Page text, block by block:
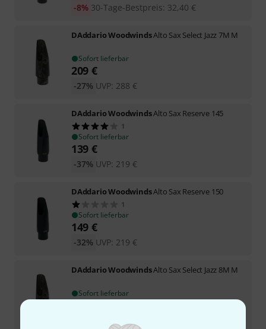
30-Tage-Bestpreis: 32,40 €
-8%
DAddario WoodwindsAlto Sax Select Jazz 7M M
Sofort lieferbar
209 €
UVP: 288 €
-27%
DAddario WoodwindsAlto Sax Reserve 145
1
Sofort lieferbar
139 €
UVP: 219 €
-37%
DAddario WoodwindsAlto Sax Reserve 150
1
Sofort lieferbar
149 €
UVP: 219 €
-32%
DAddario WoodwindsAlto Sax Select Jazz 8M M
Sofort lieferbar